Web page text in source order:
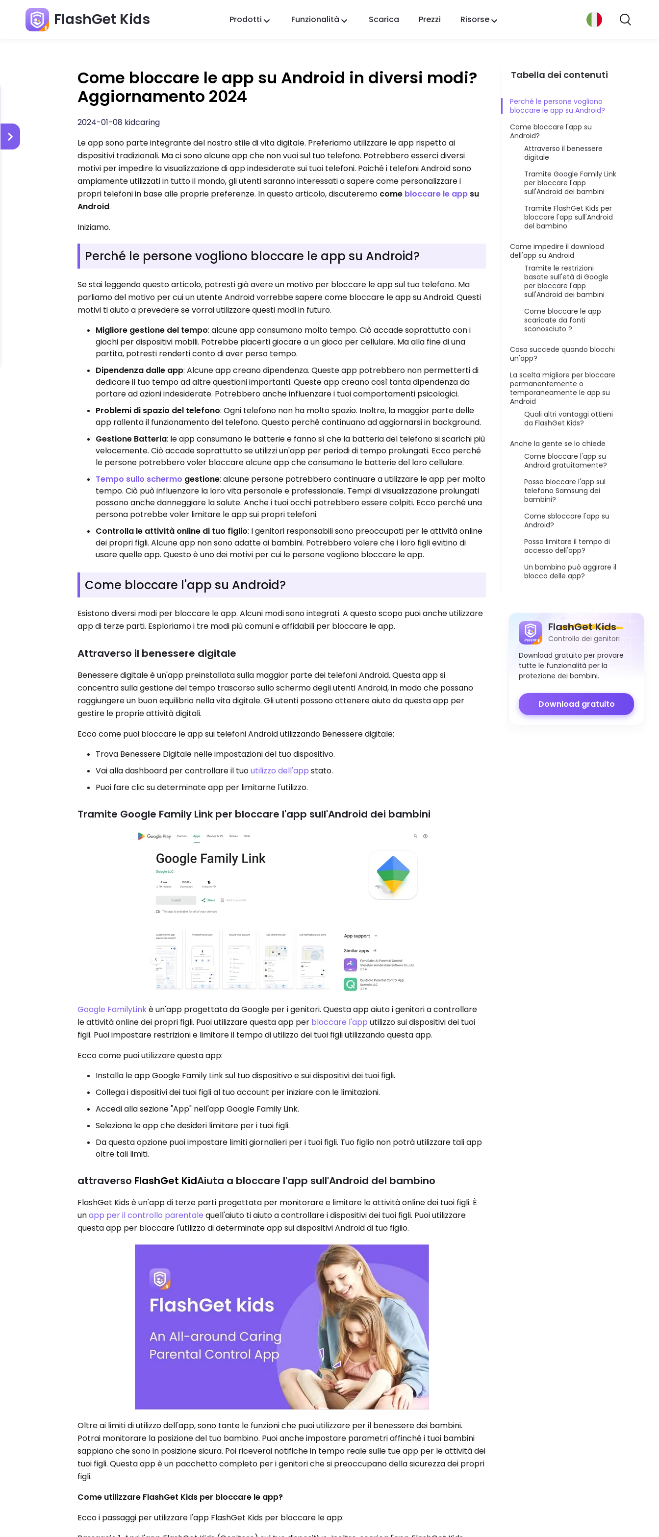
FlashGet Kids Prodotti
FlashGet Finder
Funzionalità Scarica Prezzi Risorse
Come bloccare le app su Android in diversi modi?
Aggiornamento 2024
2024-01-08 kidcaring
Le app sono parte integrante del nostro stile di vita digitale. Preferiamo utilizzare le app rispetto ai
dispositivi tradizionali. Ma ci sono alcune app che non vuoi sul tuo telefono. Potrebbero esserci diversi
motivi per impedire la visualizzazione di app indesiderate sui tuoi telefoni. Poiché i telefoni Android sono
ampiamente utilizzati in tutto il mondo, gli utenti saranno interessati a sapere come personalizzare i
propri telefoni in base alle proprie preferenze. In questo articolo, discuteremo come bloccare le app su
Android.
Iniziamo.
Perché le persone vogliono bloccare le app su Android?
Se stai leggendo questo articolo, potresti già avere un motivo per bloccare le app sul tuo telefono. Ma
parliamo del motivo per cui un utente Android vorrebbe sapere come bloccare le app su Android. Questi
motivi ti aiuto a prevedere se vorrai utilizzare questi modi in futuro.
Migliore gestione del tempo: alcune app consumano molto tempo. Ciò accade soprattutto con i
giochi per dispositivi mobili. Potrebbe piacerti giocare a un gioco per cellulare. Ma alla fine di una
partita, potresti renderti conto di aver perso tempo.
Dipendenza dalle app: Alcune app creano dipendenza. Queste app potrebbero non permetterti di
dedicare il tuo tempo ad altre questioni importanti. Queste app creano così tanta dipendenza da
portare ad azioni indesiderate. Potrebbero anche influenzare i tuoi comportamenti psicologici.
Problemi di spazio del telefono: Ogni telefono non ha molto spazio. Inoltre, la maggior parte delle
app rallenta il funzionamento del telefono. Questo perché continuano ad aggiornarsi in background.
Gestione Batteria: le app consumano le batterie e fanno sì che la batteria del telefono si scarichi più
velocemente. Ciò accade soprattutto se utilizzi un'app per periodi di tempo prolungati. Ecco perché
le persone potrebbero voler bloccare alcune app che consumano le batterie del loro cellulare.
Tempo sullo schermo gestione: alcune persone potrebbero continuare a utilizzare le app per molto
tempo. Ciò può influenzare la loro vita personale e professionale. Tempi di visualizzazione prolungati
possono anche danneggiare la salute. Anche i tuoi occhi potrebbero essere colpiti. Ecco perché una
persona potrebbe voler limitare le app sui propri telefoni.
Controlla le attività online di tuo figlio: I genitori responsabili sono preoccupati per le attività online
dei propri figli. Alcune app non sono adatte ai bambini. Potrebbero volere che i loro figli evitino di
usare quelle app. Questo è uno dei motivi per cui le persone vogliono bloccare le app.
Come bloccare l'app su Android?
Esistono diversi modi per bloccare le app. Alcuni modi sono integrati. A questo scopo puoi anche utilizzare
app di terze parti. Esploriamo i tre modi più comuni e affidabili per bloccare le app.
Attraverso il benessere digitale
Benessere digitale è un'app preinstallata sulla maggior parte dei telefoni Android. Questa app si
concentra sulla gestione del tempo trascorso sullo schermo degli utenti Android, in modo che possano
raggiungere un buon equilibrio nella vita digitale. Gli utenti possono ottenere aiuto da questa app per
gestire le proprie attività digitali.
Ecco come puoi bloccare le app sui telefoni Android utilizzando Benessere digitale:
Trova Benessere Digitale nelle impostazioni del tuo dispositivo.
Vai alla dashboard per controllare il tuoutilizzo dell'app stato.
Puoi fare clic su determinate app per limitarne l'utilizzo.
Tramite Google Family Link per bloccare l'app sull'Android dei bambini
Google FamilyLinkè un'app progettata da Google per i genitori. Questa app aiuto i genitori a controllare
le attività online dei propri figli. Puoi utilizzare questa app per bloccare l'app utilizzo sui dispositivi dei tuoi
figli. Puoi impostare restrizioni e limitare il tempo di utilizzo dei tuoi figli utilizzando questa app.
Ecco come puoi utilizzare questa app:
Installa le app Google Family Link sul tuo dispositivo e sui dispositivi dei tuoi figli.
Collega i dispositivi dei tuoi figli al tuo account per iniziare con le limitazioni.
Accedi alla sezione "App" nell'app Google Family Link.
Seleziona le app che desideri limitare per i tuoi figli.
Da questa opzione puoi impostare limiti giornalieri per i tuoi figli. Tuo figlio non potrà utilizzare tali app
oltre tali limiti.
attraverso FlashGet KidAiuta a bloccare l'app sull'Android del bambino
FlashGet Kids è un'app di terze parti progettata per monitorare e limitare le attività online dei tuoi figli. È
unapp per il controllo parentale quell'aiuto ti aiuto a controllare i dispositivi dei tuoi figli. Puoi utilizzare
questa app per bloccare l'utilizzo di determinate app sui dispositivi Android di tuo figlio.
Oltre ai limiti di utilizzo dell'app, sono tante le funzioni che puoi utilizzare per il benessere dei bambini.
Potrai monitorare la posizione del tuo bambino. Puoi anche impostare parametri affinché i tuoi bambini
sappiano che sono in posizione sicura. Poi riceverai notifiche in tempo reale sulle tue app per le attività dei
tuoi figli. Questa app è un pacchetto completo per i genitori che si preoccupano della sicurezza dei propri
figli.
Come utilizzare FlashGet Kids per bloccare le app?
Ecco i passaggi per utilizzare l'app FlashGet Kids per bloccare le app:
Tabella dei contenuti
Perché le persone vogliono
bloccare le app su Android?
Come bloccare l'app su
Android?
Attraverso il benessere
digitale
Tramite Google Family Link
per bloccare l'app
sull'Android dei bambini
Tramite FlashGet Kids per
bloccare l'app sull'Android
del bambino
Come impedire il download
dell'app su Android
Tramite le restrizioni
basate sull'età di Google
per bloccare l'app
sull'Android dei bambini
Come bloccare le app
scaricate da fonti
sconosciuto ?
Cosa succede quando blocchi
un'app?
La scelta migliore per bloccare
permanentemente o
temporaneamente le app su
Android
Quali altri vantaggi ottieni
da FlashGet Kids?
Anche la gente se lo chiede
Come bloccare l'app su
Android gratuitamente?
Posso bloccare l'app sul
telefono Samsung dei
bambini?
Come sbloccare l'app su
Android?
Posso limitare il tempo di
accesso dell'app?
Un bambino può aggirare il
blocco delle app?
FlashGet Kids
Controllo dei genitori
Download gratuito per provare
tutte le funzionalità per la
protezione dei bambini.
Download gratuito